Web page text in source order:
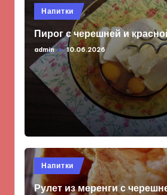
Опубликовано
в
Напитки
Пирог с черешней и
Запись
от
admin 10.06.2026
Опубликовано
в
Напитки
Рулет из меренги с